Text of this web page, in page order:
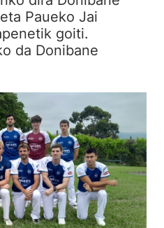
Paueko Jai
goiti.
da Donibane